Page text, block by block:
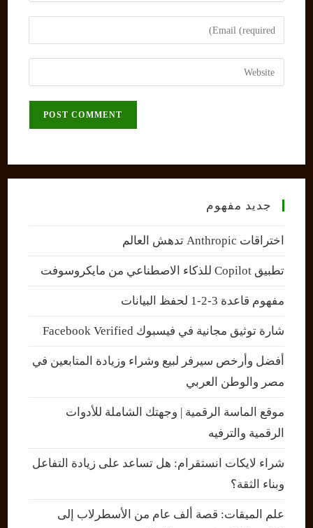
name
comment
Enter
your
email
address
Enter
your
جديد مفهوم
اختراقات Anthropic تدهش العالم
تطبيق Copilot للذكاء الاصطناعي من مايكروسوفت
مفهوم قاعدة 3-2-1 لحفظ البيانات
شارة توثيق مجانية في فيسبوك Facebook Verified
أفضل وأرخص سيرفر لبيع وشراء وزيادة المتابعين في
مصر والوطن العربي
موقع الماسة الرقمية | وجهتك الشاملة للأدوات
الرقمية والترفيه
شراء لايكات انستقرام: هل تساعد على زيادة التفاعل
وبناء الثقة؟
علم الميقات: قصة ألف عام من الأسطرلاب إلى